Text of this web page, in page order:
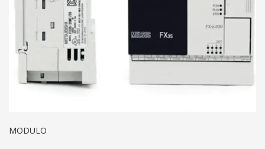
MODULO